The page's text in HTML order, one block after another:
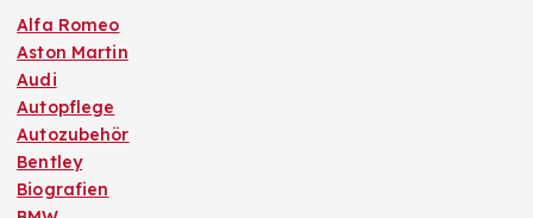
Alfa Romeo
Aston Martin
Audi
Autopflege
Autozubehör
Bentley
Biografien